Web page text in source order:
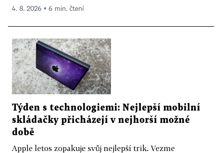
4. 8. 2026 ▪ 6 min. čtení
Týden s technologiemi: Nejlepší mobilní
skládačky přicházejí v nejhorší možné
době
Apple letos zopakuje svůj nejlepší trik. Vezme